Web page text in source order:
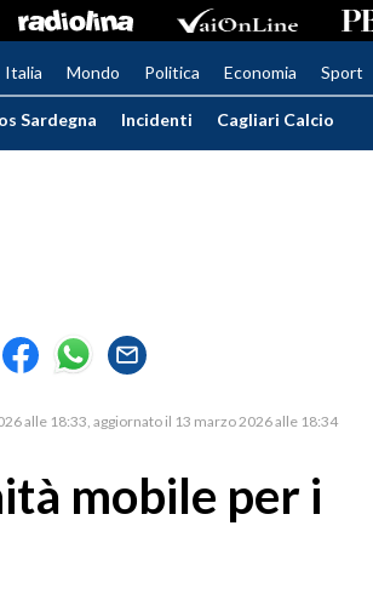
Italia Mondo Politica Economia Sport
Sardegna Incidenti Cagliari Calcio
alle 18:33 aggiornato il 13 marzo 2026 alle 18:34
mobile per i